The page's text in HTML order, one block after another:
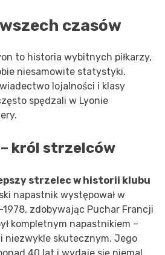
czasów
to historia wybitnych piłkarzy,
niesamowite statystyki.
lojalności i klasy
spędzali w Lyonie
król strzelców
strzelec w historii klubu
napastnik występował w
zdobywając Puchar Francji
kompletnym napastnikiem –
niezwykle skutecznym. Jego